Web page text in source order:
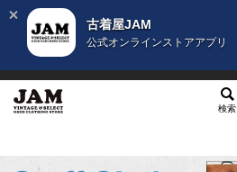
古着屋JAM
公式オンラインストアアプリ
検索